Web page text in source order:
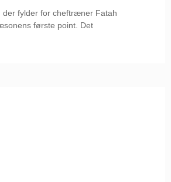
der fylder for cheftræner Fatah
første point. Det